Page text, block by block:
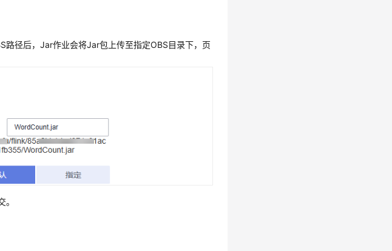
径后，Jar作业会将Jar包上传至指定OBS目录下，页